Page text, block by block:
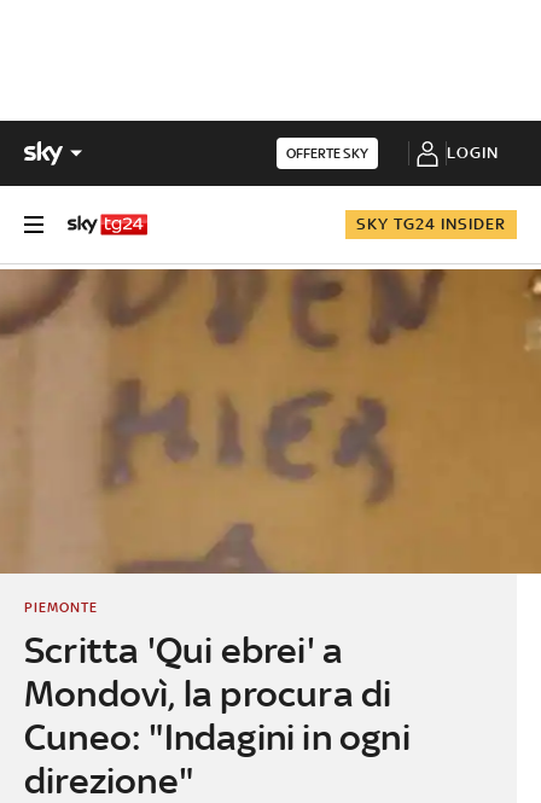
OFFERTE SKY LOGIN
SKY TG24 INSIDER
Scritta 'Qui ebrei' a
Mondovì, la procura di
Cuneo: "Indagini in ogni
direzione"
PIEMONTE